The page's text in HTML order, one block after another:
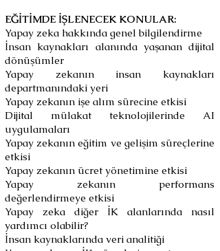
EĞİTİMDE İŞLENECEK KONULAR:
Yapay zeka hakkında genel bilgilendirme
İnsan kaynakları alanında yaşanan dijital
dönüşümler
Yapay zekanın insan kaynakları
departmanındaki yeri
Yapay zekanın işe alım sürecine etkisi
Dijital mülakat teknolojilerinde AI
uygulamaları
Yapay zekanın eğitim ve gelişim süreçlerine
etkisi
Yapay zekanın ücret yönetimine etkisi
Yapay zekanın performans
değerlendirmeye etkisi
Yapay zeka diğer İK alanlarında nasıl
yardımcı olabilir?
İnsan kaynaklarında veri analitiği